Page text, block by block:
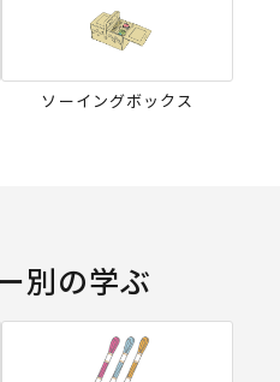
ソーイングボックス
別の学ぶ